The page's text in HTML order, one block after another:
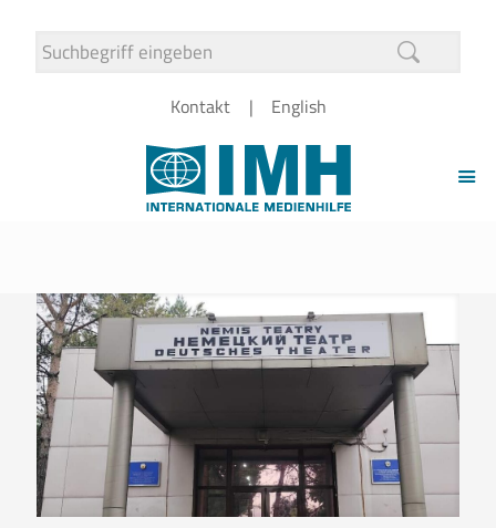
Kontakt English